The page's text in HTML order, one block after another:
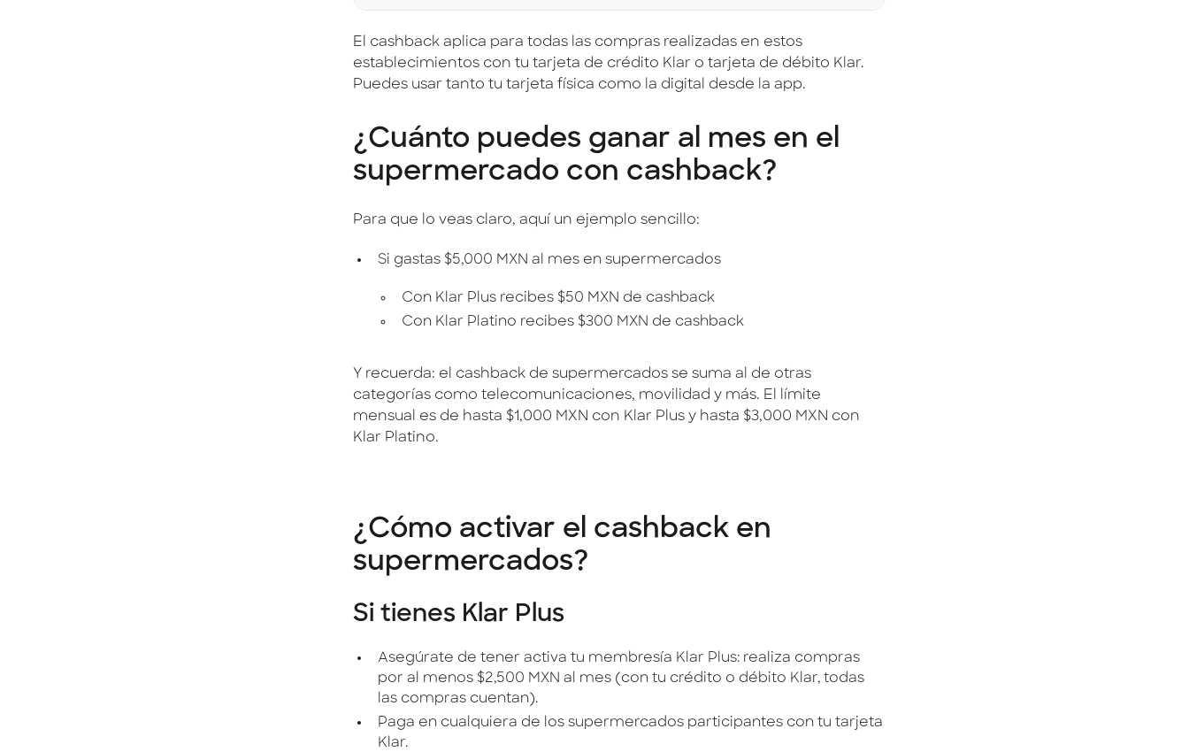
El cashback aplica para todas las compras realizadas en estos
establecimientos con tu tarjeta de crédito Klar o tarjeta de débito Klar.
Puedes usar tanto tu tarjeta física como la digital desde la app.
¿Cuánto puedes ganar al mes en el
supermercado con cashback?
Para que lo veas claro, aquí un ejemplo sencillo:
Si gastas $5,000 MXN al mes en supermercados
Con Klar Plus recibes $50 MXN de cashback
Con Klar Platino recibes $300 MXN de cashback
Y recuerda: el cashback de supermercados se suma al de otras
categorías como telecomunicaciones, movilidad y más. El límite
mensual es de hasta $1,000 MXN con Klar Plus y hasta $3,000 MXN con
Klar Platino.
¿Cómo activar el cashback en
supermercados?
Si tienes Klar Plus
Asegúrate de tener activa tu membresía Klar Plus: realiza compras
por al menos $2,500 MXN al mes (con tu crédito o débito Klar, todas
las compras cuentan).
Paga en cualquiera de los supermercados participantes con tu tarjeta
Klar.